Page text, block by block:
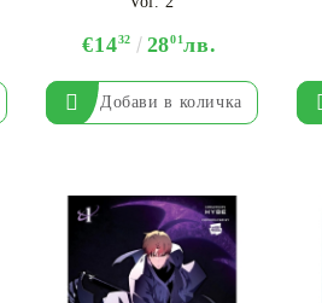
€1432 2801лв.